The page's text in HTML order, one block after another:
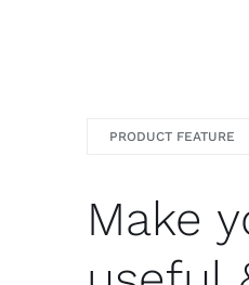
PRODUCT FEATURE
Make